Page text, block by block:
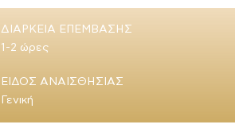
ΔΙΑΡΚΕΙΑ ΕΠΕΜΒΑΣΗΣ
1-2 ώρες
ΕΙΔΟΣ ΑΝΑΙΣΘΗΣΙΑΣ
Γενική